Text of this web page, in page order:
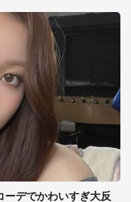
デでかわいすぎ大反